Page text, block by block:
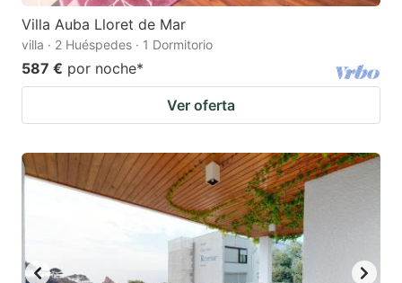
Villa Auba Lloret de Mar
villa · 2 Huéspedes · 1 Dormitorio
587 € por noche*
Ver oferta